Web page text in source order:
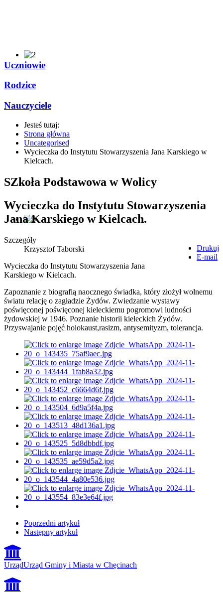
Uczniowie
Rodzice
Nauczyciele
Jesteś tutaj:
Strona główna
Uncategorised
Wycieczka do Instytutu Stowarzyszenia Jana Karskiego w
Kielcach.
SZkoła Podstawowa w Wolicy
Wycieczka do Instytutu Stowarzyszenia
Jana Karskiego w Kielcach.
Drukuj
E-mail
Szczegóły
Krzysztof Taborski
Wycieczka do Instytutu Stowarzyszenia Jana
Karskiego w Kielcach.
Zapoznanie z biografią naocznego świadka, który złożył wolnemu
światu relację o zagładzie Żydów. Zwiedzanie wystawy
poświęconej poświęconej kieleckiemu pogromowi ludności
żydowskiej w 1946. Poznanie historii kieleckich Żydów.
Przyswajanie pojęć holokaust,rasizm, antysemityzm, tolerancja.
Poprzedni artykuł
Następny artykuł
UrządUrząd Gminy i Miasta w Chęcinach